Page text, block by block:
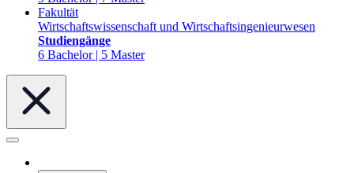
Fakultät
Wirtschaftswissenschaft und Wirtschaftsingenieurwesen
Studiengänge
6 Bachelor | 5 Master